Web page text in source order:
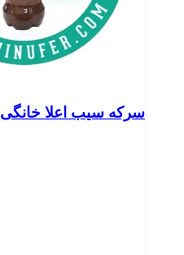
سرکه سیب اعلا خانگی ۱ لیتری